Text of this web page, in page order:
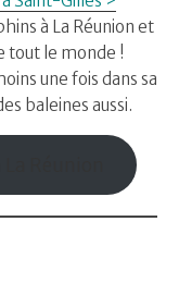
à La Réunion et
tout le monde !
une fois dans sa
baleines aussi.